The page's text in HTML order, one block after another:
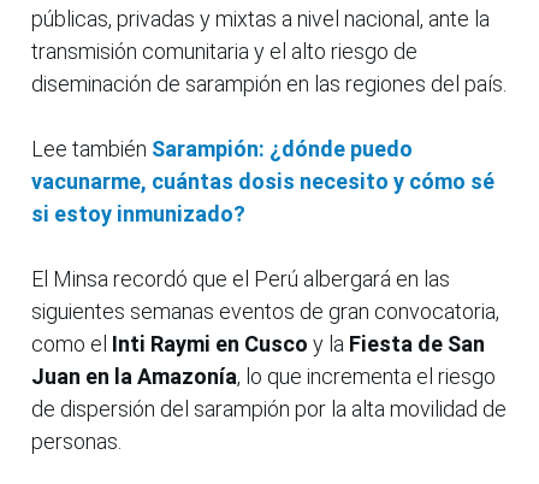
públicas, privadas y mixtas a nivel nacional, ante la
transmisión comunitaria y el alto riesgo de
diseminación de sarampión en las regiones del país.
Lee también Sarampión: ¿dónde puedo
vacunarme, cuántas dosis necesito y cómo sé
si estoy inmunizado?
El Minsa recordó que el Perú albergará en las
siguientes semanas eventos de gran convocatoria,
como el Inti Raymi en Cusco y la Fiesta de San
Juan en la Amazonía, lo que incrementa el riesgo
de dispersión del sarampión por la alta movilidad de
personas.